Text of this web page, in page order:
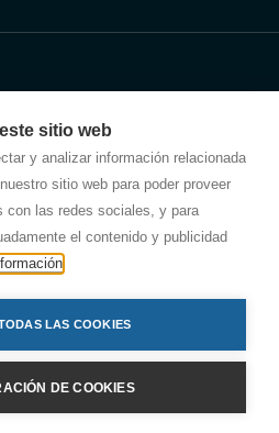
sitio web
y analizar información relacionada
sitio web para poder proveer
con las redes sociales, y para
el contenido y publicidad
LAS COOKIES
DE COOKIES